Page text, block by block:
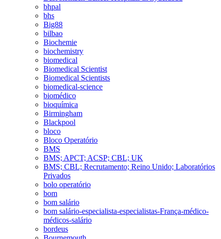
bhpal
bhs
Big88
bilbao
Biochemie
biochemistry
biomedical
Biomedical Scientist
Biomedical Scientists
biomedical-science
biomédico
bioquímica
Birmingham
Blackpool
bloco
Bloco Operatório
BMS
BMS; APCT; ACSP; CBL; UK
BMS; CBL; Recrutamento; Reino Unido; Laboratórios
Privados
bolo operatório
bom
bom salário
bom salário-especialista-especialistas-França-médico-
médicos-salário
bordeus